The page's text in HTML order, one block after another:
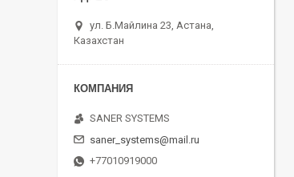
ул. Б.Майлина 23, Астана,
Казахстан
SANER SYSTEMS
saner_systems@mail.ru
+77010919000